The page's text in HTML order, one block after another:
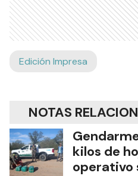
Edición Impresa
NOTAS
kilos de
operativo